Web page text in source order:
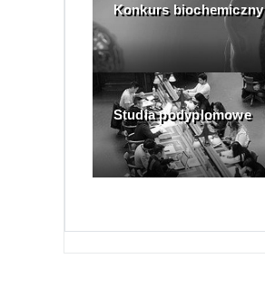
Konkurs biochemiczny
Studia podyplomowe